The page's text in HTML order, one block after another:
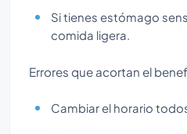
Si tienes estómago
comida ligera.
Errores que acortan el
Cambiar el horario